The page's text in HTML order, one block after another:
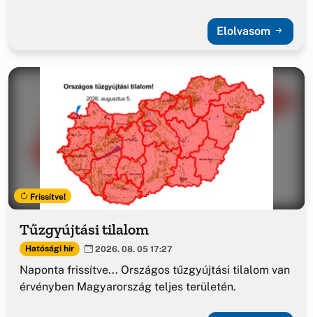
Elolvasom
Frissítve!
Tűzgyújtási tilalom
Hatósági hír 2026. 08. 05 17:27
Naponta frissítve... Országos tűzgyújtási tilalom van
érvényben Magyarország teljes területén.